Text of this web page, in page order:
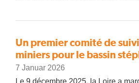
Un premier comité de
miniers pour le bassin
7 Januar 2026
Le 9 décembre 2025, la Loire a